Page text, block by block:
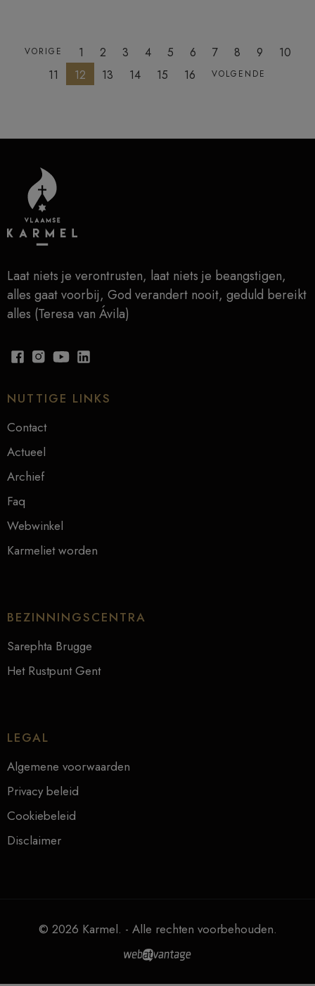
VORIGE 1 2 3 4 5 6 7 8 9
10
11
12 13 14 15 16 VOLGENDE
Laat niets je verontrusten, laat niets je beangstigen,
alles gaat voorbij, God verandert nooit, geduld bereikt
alles (Teresa van Ávila)
NUTTIGE LINKS
Contact
Actueel
Archief
Faq
Webwinkel
Karmeliet worden
BEZINNINGSCENTRA
Sarephta Brugge
Het Rustpunt Gent
LEGAL
Algemene voorwaarden
Privacy beleid
Cookiebeleid
Disclaimer
© 2026 Karmel. - Alle rechten voorbehouden.